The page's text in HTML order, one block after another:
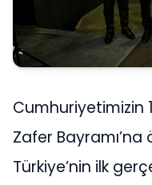
Cumhuriyetimizin
Zafer Bayramı’na
Türkiye’nin ilk